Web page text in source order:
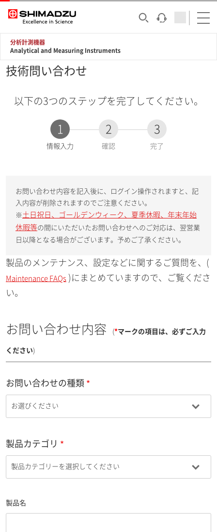
分析計測機器
Analytical and Measuring Instruments
技術問い合わせ
以下の3つのステップを完了してください。
1
現
情報入力
2
確認
3
完了
お問い合わせ内容を記入後に、ログイン操作されますと、記
入内容が削除されますのでご注意ください。
※ 土日祝日、ゴールデンウィーク、夏季休暇、年末年始
休暇等の間にいただいたお問い合わせへのご対応は、翌営業
日以降となる場合がございます。予めご了承ください。
製品のメンテナンス、設定などに関するご質問を、(
Maintenance FAQs )にまとめていますので、ご覧くださ
い。
お問い合わせ内容 (*マークの項目は、必ずご入力
ください)
お問い合わせの種類
製品カテゴリ
製品名